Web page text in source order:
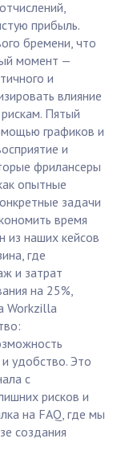
прибыль.
бремени, что
момент —
и
влияние
Пятый
графиков и
и
фрилансеры
опытные
задачи
время
из наших кейсов
где
и затрат
на 25%,
Workzilla
удобство. Это
с
рисков и
на FAQ, где мы
создания